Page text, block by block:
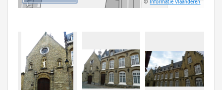
©Informatie Vlaanderen